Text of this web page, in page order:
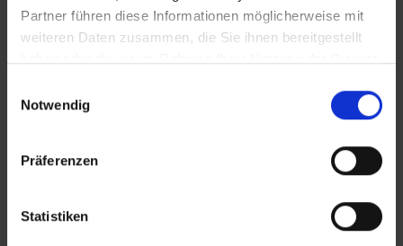
Partner führen diese Informationen möglicherweise mit
weiteren Daten zusammen, die Sie ihnen bereitgestellt
Notwendig
Präferenzen
Statistiken
PARTNER & AUSZEICHNUNGEN